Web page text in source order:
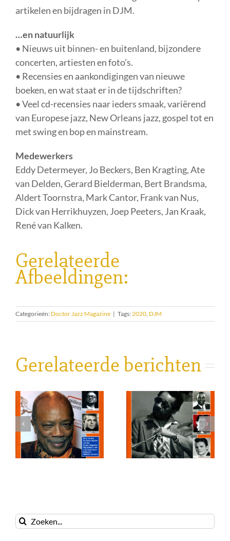
artikelen en bijdragen in DJM.
…en natuurlijk
• Nieuws uit binnen- en buitenland, bijzondere
concerten, artiesten en foto’s.
• Recensies en aankondigingen van nieuwe
boeken, en wat staat er in de tijdschriften?
• Veel cd-recensies naar ieders smaak, variërend
van Europese jazz, New Orleans jazz, gospel tot en
met swing en bop en mainstream.
Medewerkers
Eddy Determeyer, Jo Beckers, Ben Kragting, Ate
van Delden, Gerard Bielderman, Bert Brandsma,
Aldert Toornstra, Mark Cantor, Frank van Nus,
Dick van Herrikhuyzen, Joep Peeters, Jan Kraak,
René van Kalken.
Gerelateerde
Afbeeldingen:
Categorieën: Doctor Jazz Magazine | Tags:2020, DJM
Gerelateerde berichten
DJM 259 DJM 258
Zoeken